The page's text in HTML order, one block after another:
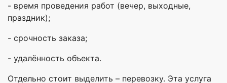
- время проведения работ (вечер, выходные,
праздник);
- срочность заказа;
- удалённость объекта.
Отдельно стоит выделить – перевозку. Эта услуга